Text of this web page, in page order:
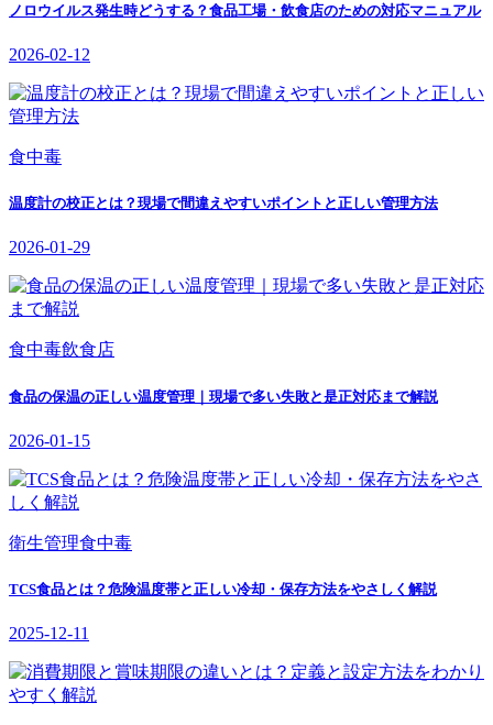
ノロウイルス発生時どうする？食品工場・飲食店のための対応マニュアル
2026-02-12
食中毒
温度計の校正とは？現場で間違えやすいポイントと正しい管理方法
2026-01-29
食中毒飲食店
食品の保温の正しい温度管理｜現場で多い失敗と是正対応まで解説
2026-01-15
衛生管理食中毒
TCS食品とは？危険温度帯と正しい冷却・保存方法をやさしく解説
2025-12-11